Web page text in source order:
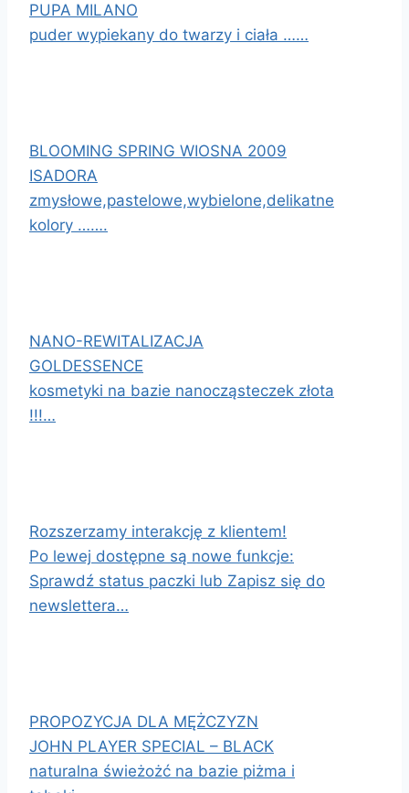
PUPA MILANO
puder wypiekany do twarzy i ciała ……
BLOOMING SPRING WIOSNA 2009
ISADORA
zmysłowe,pastelowe,wybielone,delikatne
kolory …….
NANO-REWITALIZACJA
GOLDESSENCE
kosmetyki na bazie nanocząsteczek złota
!!!…
Rozszerzamy interakcję z klientem!
Po lewej dostępne są nowe funkcje:
Sprawdź status paczki lub Zapisz się do
newslettera…
PROPOZYCJA DLA MĘŻCZYZN
JOHN PLAYER SPECIAL – BLACK
naturalna świeżożć na bazie piżma i